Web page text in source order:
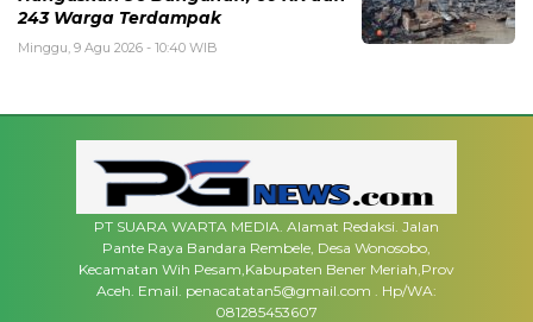
243 Warga Terdampak
Minggu, 9 Agu 2026 - 10:40 WIB
PT SUARA WARTA MEDIA. Alamat Redaksi. Jalan
Pante Raya Bandara Rembele, Desa Wonosobo,
Kecamatan Wih Pesam,Kabupaten Bener Meriah,Prov
Aceh. Email. penacatatan5@gmail.com . Hp/WA:
081285453607